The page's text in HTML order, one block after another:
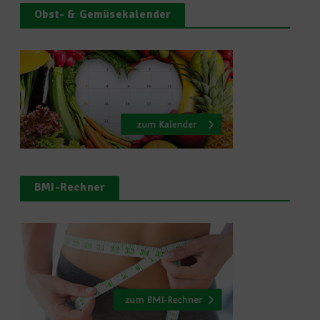
Obst- & Gemüsekalender
BMI-Rechner